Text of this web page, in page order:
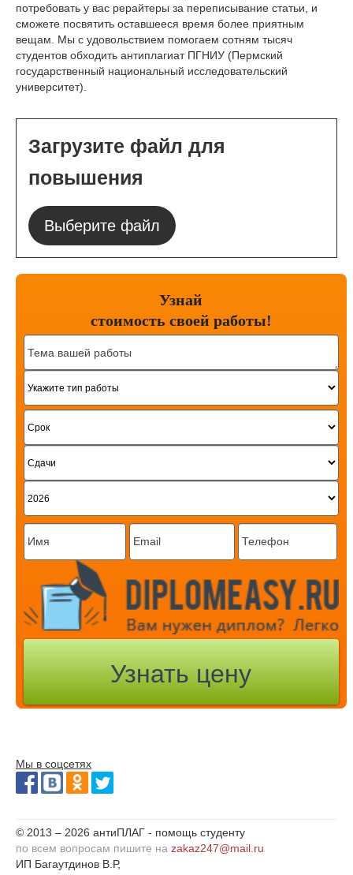
потребовать у вас рерайтеры за переписывание статьи, и
сможете посвятить оставшееся время более приятным
вещам. Мы с удовольствием помогаем сотням тысяч
студентов обходить антиплагиат ПГНИУ (Пермский
государственный национальный исследовательский
университет).
Загрузите файл для
повышения
Выберите файл
Узнай
стоимость своей работы!
Мы в соцсетях
© 2013 – 2026 антиПЛАГ - помощь студенту
по всем вопросам пишите на zakaz247@mail.ru
ИП Багаутдинов В.Р,